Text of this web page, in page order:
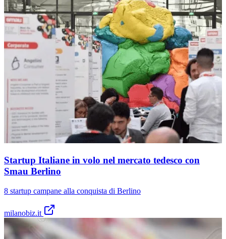
Startup Italiane in volo nel mercato tedesco con
Smau Berlino
8 startup campane alla conquista di Berlino
milanobiz.it